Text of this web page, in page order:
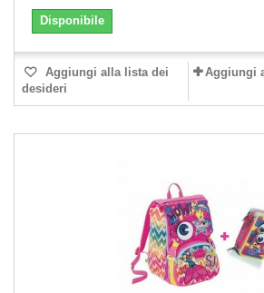
Disponibile
Aggiungi alla lista dei
desideri
Aggiungi